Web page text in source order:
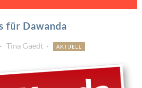
für Dawanda
Tina Gaedt AKTUELL